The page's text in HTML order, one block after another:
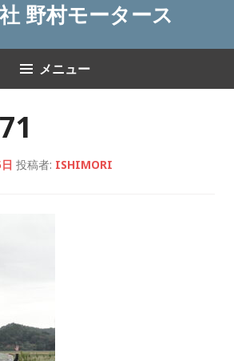
野村モータース
メニュー
投稿者: ISHIMORI